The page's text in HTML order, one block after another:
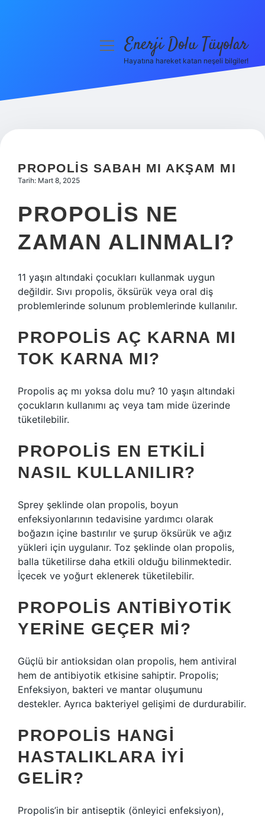
Hakkımızda
menüyüEnerji Dolu Tüyolar
Hayatına hareket katan neşeli bilgiler!
PROPOLIS SABAH MI AKŞAM MI
Tarih: Mart 8, 2025
PROPOLIS NE
ZAMAN ALINMALI?
11 yaşın altındaki çocukları kullanmak uygun
değildir. Sıvı propolis, öksürük veya oral diş
problemlerinde solunum problemlerinde kullanılır.
PROPOLIS AÇ KARNA MI
TOK KARNA MI?
Propolis aç mı yoksa dolu mu? 10 yaşın altındaki
çocukların kullanımı aç veya tam mide üzerinde
tüketilebilir.
PROPOLIS EN ETKILI
NASIL KULLANILIR?
Sprey şeklinde olan propolis, boyun
enfeksiyonlarının tedavisine yardımcı olarak
boğazın içine bastırılır ve şurup öksürük ve ağız
yükleri için uygulanır. Toz şeklinde olan propolis,
balla tüketilirse daha etkili olduğu bilinmektedir.
İçecek ve yoğurt eklenerek tüketilebilir.
PROPOLIS ANTIBIYOTIK
YERINE GEÇER MI?
Güçlü bir antioksidan olan propolis, hem antiviral
hem de antibiyotik etkisine sahiptir. Propolis;
Enfeksiyon, bakteri ve mantar oluşumunu
destekler. Ayrıca bakteriyel gelişimi de durdurabilir.
PROPOLIS HANGI
HASTALIKLARA IYI
GELIR?
Propolis’in bir antiseptik (önleyici enfeksiyon),